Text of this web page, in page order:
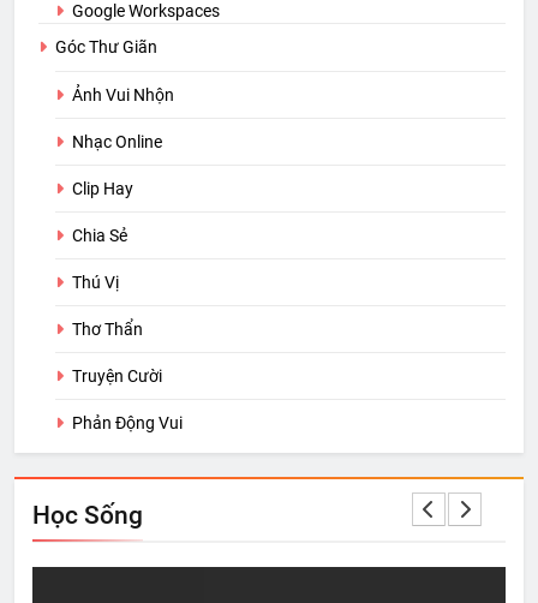
Google Workspaces
Góc Thư Giãn
Ảnh Vui Nhộn
Nhạc Online
Clip Hay
Chia Sẻ
Thú Vị
Thơ Thẩn
Truyện Cười
Phản Động Vui
Học Sống